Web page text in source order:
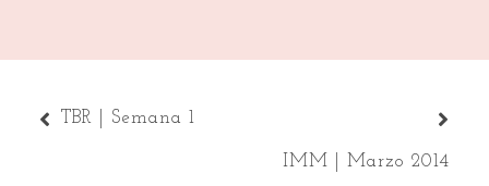
TBR | Semana 1
IMM | Marzo 2014